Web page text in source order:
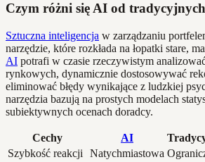
Czym różni się AI od
Sztuczna inteligencja w zarządzaniu
narzędzie, które rozkłada na łopatki stare,
AI potrafi w czasie rzeczywistym
rynkowych, dynamicznie dostosowywać
eliminować błędy wynikające z ludzkiej
narzędzia bazują na prostych modelach
subiektywnych ocenach doradcy.
Cechy AI
Szybkość reakcji
Natychmiastowa